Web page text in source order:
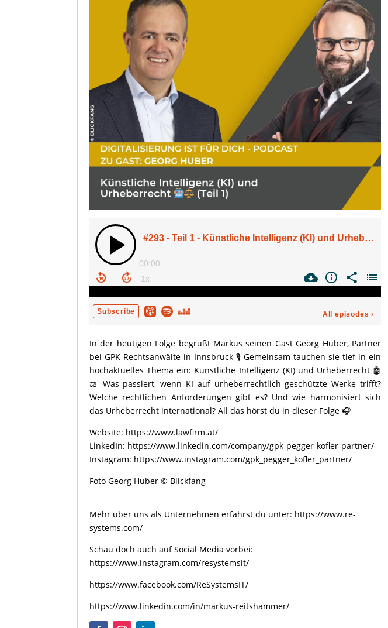
In der heutigen Folge begrüßt Markus seinen Gast Georg Huber, Partner
bei GPK Rechtsanwälte in Innsbruck 🎙️ Gemeinsam tauchen sie tief in ein
hochaktuelles Thema ein: Künstliche Intelligenz (KI) und Urheberrecht 🤖
⚖️ Was passiert, wenn KI auf urheberrechtlich geschützte Werke trifft?
Welche rechtlichen Anforderungen gibt es? Und wie harmonisiert sich
das Urheberrecht international? All das hörst du in dieser Folge 🎧
Website: https://www.lawfirm.at/
LinkedIn: https://www.linkedin.com/company/gpk-pegger-kofler-partner/
Instagram: https://www.instagram.com/gpk_pegger_kofler_partner/
Foto Georg Huber © Blickfang
Mehr über uns als Unternehmen erfährst du unter: https://www.re-
systems.com/
Schau doch auch auf Social Media vorbei:
https://www.instagram.com/resystemsit/
https://www.facebook.com/ReSystemsIT/
https://www.linkedin.com/in/markus-reitshammer/